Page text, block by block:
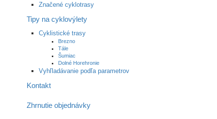
Značené cyklotrasy
Tipy na cyklovýlety
Cyklistické trasy
Brezno
Tále
Šumiac
Dolné Horehronie
Vyhľladávanie podľa parametrov
Kontakt
Zhrnutie objednávky